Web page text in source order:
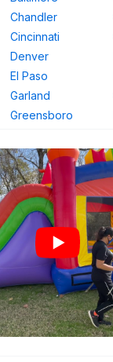
Chandler
Cincinnati
Denver
El Paso
Garland
Greensboro